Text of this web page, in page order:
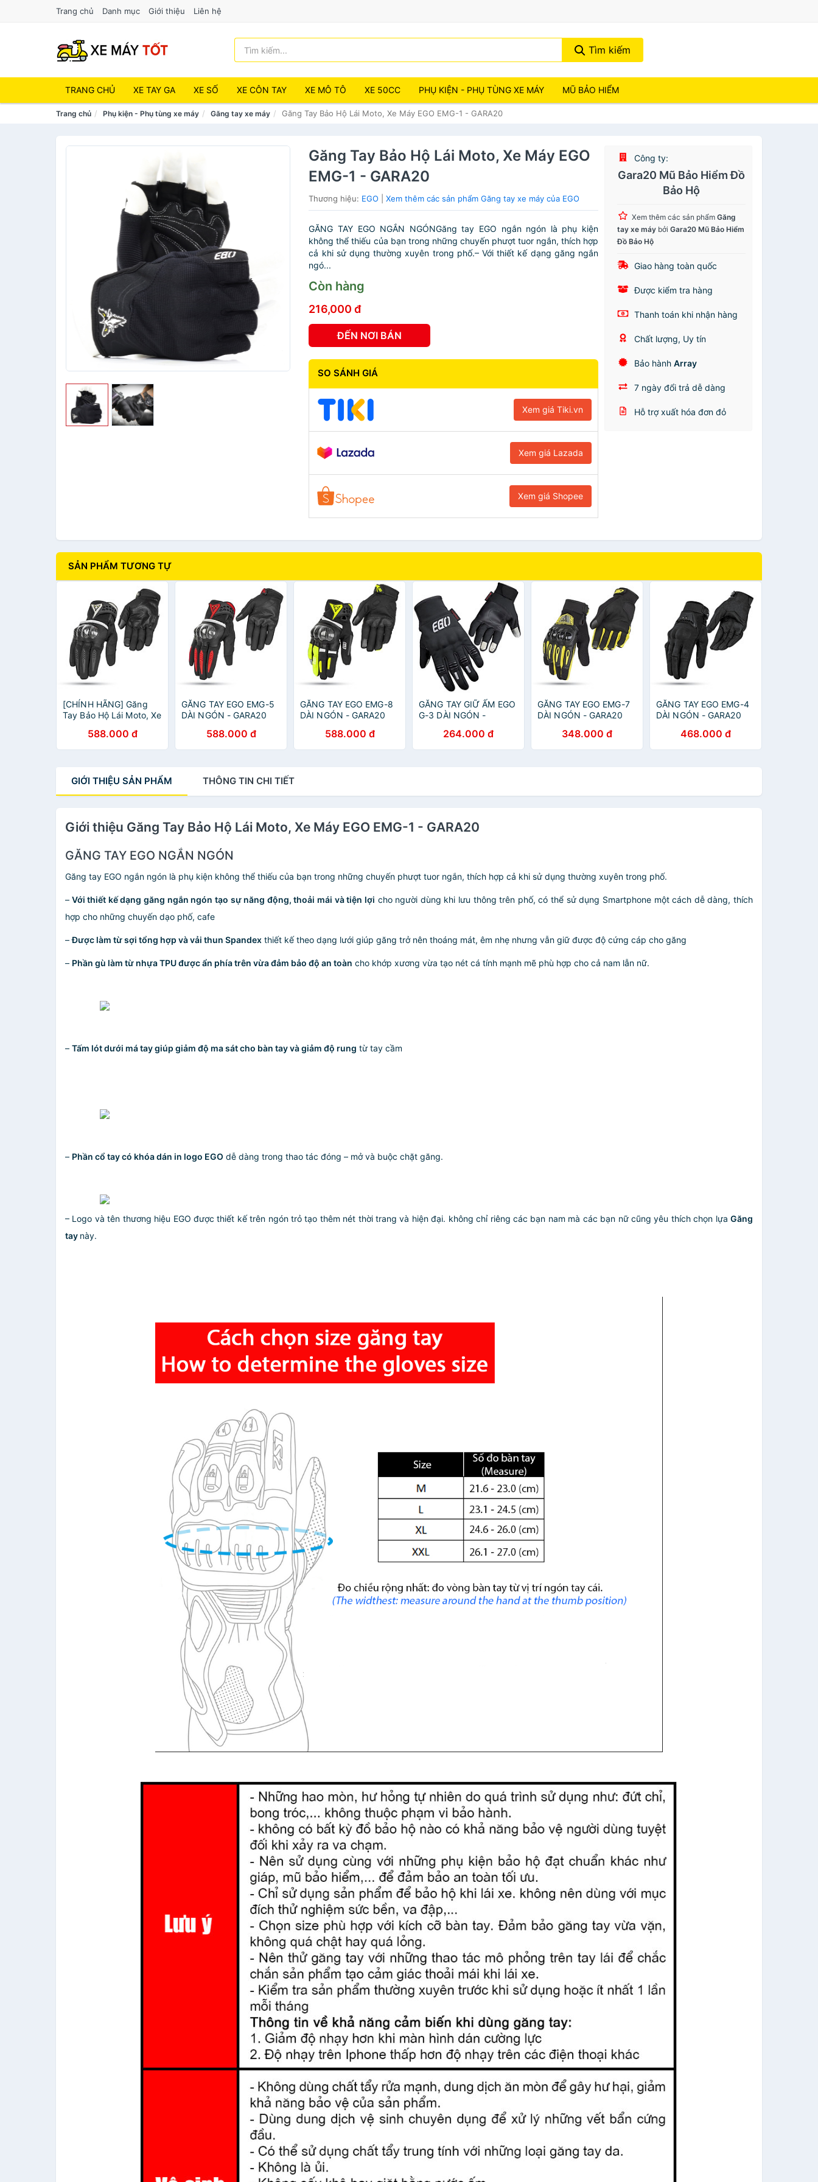
Trang chủ Danh mục Giới thiệu Liên hệ
Tìm kiếm
TRANG CHỦ XE TAY GA XE SỐ XE CÔN TAY XE MÔ TÔ XE 50CC PHỤ KIỆN - PHỤ TÙNG XE MÁY MŨ BẢO HIỂM
Trang chủ Phụ kiện - Phụ tùng xe máy Găng tay xe máy Găng Tay Bảo Hộ Lái Moto, Xe Máy EGO EMG-1 - GARA20
Găng Tay Bảo Hộ Lái Moto, Xe Máy EGO
EMG-1 - GARA20
Thương hiệu: EGO |Xem thêm các sản phẩm Găng tay xe máy của EGO
GĂNG TAY EGO NGẮN NGÓNGăng tay EGO ngắn ngón là phụ kiện
không thể thiếu của bạn trong những chuyến phượt tuor ngắn, thích hợp
cả khi sử dụng thường xuyên trong phố.– Với thiết kế dạng găng ngắn
ngó...
Còn hàng
216,000 đ
ĐẾN NƠI BÁN
SO SÁNH GIÁ
Xem giá Tiki.vn
Xem giá Lazada
Xem giá Shopee
Công ty:
Gara20 Mũ Bảo Hiểm Đồ
Bảo Hộ
Xem thêm các sản phẩmGăng
tay xe máy bởiGara20 Mũ Bảo Hiểm
Đồ Bảo Hộ
Giao hàng toàn quốc
Được kiểm tra hàng
Thanh toán khi nhận hàng
Chất lượng, Uy tín
Bảo hànhArray
7 ngày đổi trả dễ dàng
Hỗ trợ xuất hóa đơn đỏ
SẢN PHẨM TƯƠNG TỰ
[CHÍNH HÃNG] Găng
Tay Bảo Hộ Lái Moto, Xe
HELMETS OFFICIAL
588.000 đ
GĂNG TAY EGO EMG-5
DÀI NGÓN - GARA20
588.000 đ
GĂNG TAY EGO EMG-8
DÀI NGÓN - GARA20
588.000 đ
GĂNG TAY GIỮ ẤM EGO
G-3 DÀI NGÓN -
264.000 đ
GĂNG TAY EGO EMG-7
DÀI NGÓN - GARA20
348.000 đ
GĂNG TAY EGO EMG-4
DÀI NGÓN - GARA20
468.000 đ
GIỚI THIỆU SẢN PHẨM THÔNG TIN CHI TIẾT
Giới thiệu Găng Tay Bảo Hộ Lái Moto, Xe Máy EGO EMG-1 - GARA20
GĂNG TAY EGO NGẮN NGÓN
Găng tay EGO ngắn ngón là phụ kiện không thể thiếu của bạn trong những chuyến phượt tuor ngắn, thích hợp cả khi sử dụng thường xuyên trong phố.
– Với thiết kế dạng găng ngắn ngón tạo sự năng động, thoải mái và tiện lợi cho người dùng khi lưu thông trên phố, có thể sử dụng Smartphone một cách dễ dàng, thích
hợp cho những chuyến dạo phố, cafe
–Được làm từ sợi tổng hợp và vải thun Spandex thiết kế theo dạng lưới giúp găng trở nên thoáng mát, êm nhẹ nhưng vẫn giữ được độ cứng cáp cho găng
– Phần gù làm từ nhựa TPU được ẩn phía trên vừa đảm bảo độ an toàn cho khớp xương vừa tạo nét cá tính mạnh mẽ phù hợp cho cả nam lẫn nữ.
– Tấm lót dưới má tay giúp giảm độ ma sát cho bàn tay và giảm độ rung từ tay cầm
– Phần cổ tay có khóa dán in logo EGO dễ dàng trong thao tác đóng – mở và buộc chặt găng.
– Logo và tên thương hiệu EGO được thiết kế trên ngón trỏ tạo thêm nét thời trang và hiện đại. không chỉ riêng các bạn nam mà các bạn nữ cũng yêu thích chọn lựa Găng
tay này.